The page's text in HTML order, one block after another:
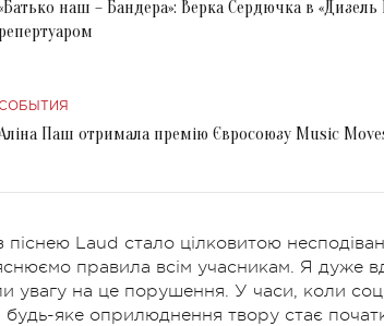
наш – Бандера»: Верка Сердючка в
Паш отримала премію Євросоюзу Music
піснею Laud стало цілковитою
правила всім учасникам. Я дуже
увагу на це порушення. У часи, коли
яке оприлюднення твору стає